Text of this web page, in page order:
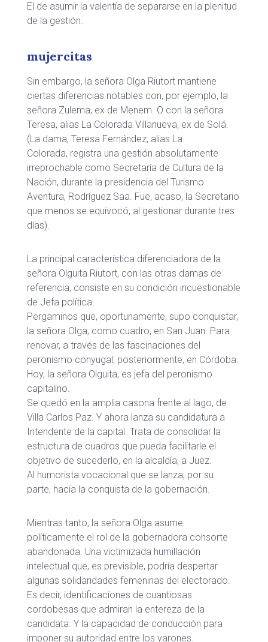
El de asumir la valentía de separarse en la plenitud
de la gestión.
mujercitas
Sin embargo, la señora Olga Riutort mantiene
ciertas diferencias notables con, por ejemplo, la
señora Zulema, ex de Menem. O con la señora
Teresa, alias La Colorada Villanueva, ex de Solá.
(La dama, Teresa Fernández, alias La
Colorada, registra una gestión absolutamente
irreprochable como Secretaría de Cultura de la
Nación, durante la presidencia del Turismo
Aventura, Rodríguez Saa. Fue, acaso, la Secretario
que menos se equivocó, al gestionar durante tres
días).
La principal característica diferenciadora de la
señora Olguita Riutort, con las otras damas de
referencia, consiste en su condición incuestionable
de Jefa política.
Pergaminos que, oportunamente, supo conquistar,
la señora Olga, como cuadro, en San Juan. Para
renovar, a través de las fascinaciones del
peronismo conyugal, posteriormente, en Córdoba.
Hoy, la señora Olguita, es jefa del peronismo
capitalino.
Se quedó en la amplia casona frente al lago, de
Villa Carlos Paz. Y ahora lanza su candidatura a
Intendente de la capital. Trata de consolidar la
estructura de cuadros que pueda facilitarle el
objetivo de sucederlo, en la alcaldía, a Juez.
Al humorista vocacional que se lanza, por su
parte, hacia la conquista de la gobernación.
Mientras tanto, la señora Olga asume
políticamente el rol de la gobernadora consorte
abandonada. Una victimizada humillación
intelectual que, es previsible, podría despertar
algunas solidaridades femeninas del electorado.
Es decir, identificaciones de cuantiosas
cordobesas que admiran la entereza de la
candidata. Y la capacidad de conducción para
imponer su autoridad entre los varones.